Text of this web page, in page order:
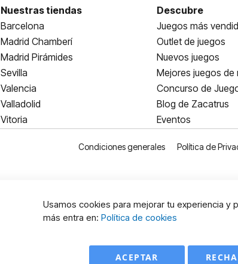
Nuestras tiendas
Barcelona
Madrid Chamberí
Madrid Pirámides
Sevilla
Valencia
Valladolid
Vitoria
Descubre
Juegos más
Outlet de juegos
Nuevos juegos
Mejores juegos de
Concurso de
Blog de Zacatrus
Eventos
Condiciones generales Política de
Usamos cookies para mejorar tu experiencia y
más entra en: Política de cookies
ACEPTAR